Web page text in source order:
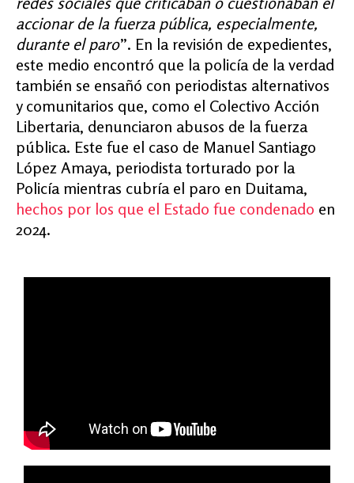
accionar de la fuerza pública, especialmente,
durante el paro”. En la revisión de expedientes,
este medio encontró que la policía de la verdad
también se ensañó con periodistas alternativos
y comunitarios que, como el Colectivo Acción
Libertaria, denunciaron abusos de la fuerza
pública. Este fue el caso de Manuel Santiago
López Amaya, periodista torturado por la
Policía mientras cubría el paro en Duitama,
hechos por los que el Estado fue condenado en
2024.